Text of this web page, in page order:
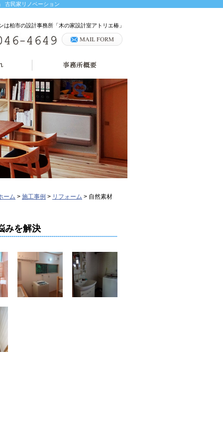
古民家リノベーション
柏市の設計事務所「木の家設計室アトリエ椿」
ーム > 施工事例 > リフォーム > 自然素材
みを解決